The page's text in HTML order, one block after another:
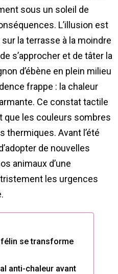
sous un soleil de
L’illusion est
la terrasse à la moindre
s’approcher et de tâter la
d’ébène en plein milieu
frappe : la chaleur
Ce constat tactile
que les couleurs sombres
thermiques. Avant l’été
de nouvelles
animaux d’une
les urgences
se transforme
anti-chaleur avant